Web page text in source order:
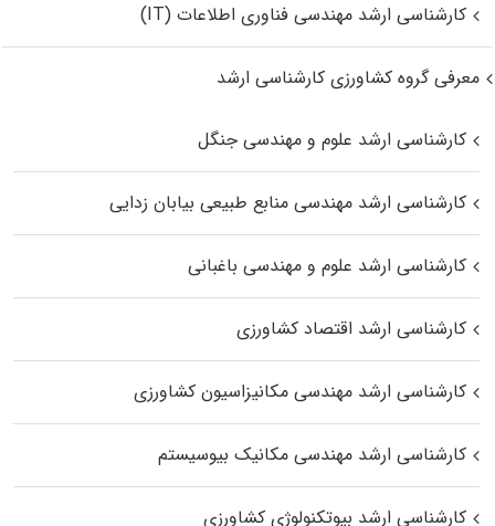
کارشناسی ارشد مهندسی فناوری اطلاعات (IT)
معرفی گروه کشاورزی کارشناسی ارشد
کارشناسی ارشد علوم و مهندسی جنگل
کارشناسی ارشد مهندسی منابع طبیعی بیابان زدایی
کارشناسی ارشد علوم و مهندسی باغبانی
کارشناسی ارشد اقتصاد کشاورزی
کارشناسی ارشد مهندسی مکانیزاسیون کشاورزی
کارشناسی ارشد مهندسی مکانیک بیوسیستم
کارشناسی ارشد بیوتکنولوژی کشاورزی